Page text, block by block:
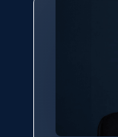
Google
web using
URL, Product id,